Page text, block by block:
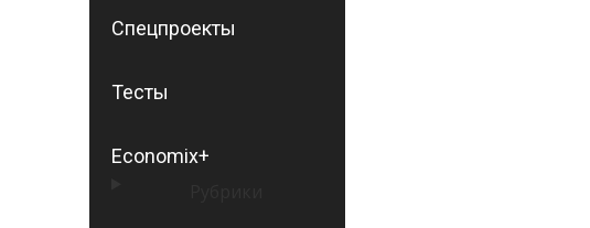
Спецпроекты
Тесты
Economix+